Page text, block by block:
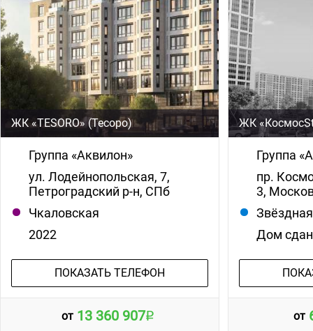
ЖК «TESORO» (Тесоро)
Группа «Аквилон»
ул. Лодейнопольская, 7,
Петроградский р-н, СПб
Чкаловская
2022
ПОКАЗАТЬ ТЕЛЕФОН
от 13 360 907
ЖК
Группа
пр.
3,
Звёздная
Дом сдан
от